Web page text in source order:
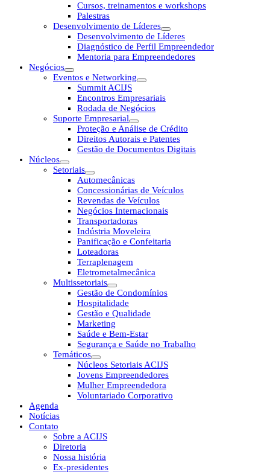
Cursos, treinamentos e workshops
Palestras
Desenvolvimento de Líderes
Desenvolvimento de Líderes
Diagnóstico de Perfil Empreendedor
Mentoria para Empreendedores
Negócios
Eventos e Networking
Summit ACIJS
Encontros Empresariais
Rodada de Negócios
Suporte Empresarial
Proteção e Análise de Crédito
Direitos Autorais e Patentes
Gestão de Documentos Digitais
Núcleos
Setoriais
Automecânicas
Concessionárias de Veículos
Revendas de Veículos
Negócios Internacionais
Transportadoras
Indústria Moveleira
Panificação e Confeitaria
Loteadoras
Terraplenagem
Eletrometalmecânica
Multissetoriais
Gestão de Condomínios
Hospitalidade
Gestão e Qualidade
Marketing
Saúde e Bem-Estar
Segurança e Saúde no Trabalho
Temáticos
Núcleos Setoriais ACIJS
Jovens Empreendedores
Mulher Empreendedora
Voluntariado Corporativo
Agenda
Notícias
Contato
Sobre a ACIJS
Diretoria
Nossa história
Ex-presidentes